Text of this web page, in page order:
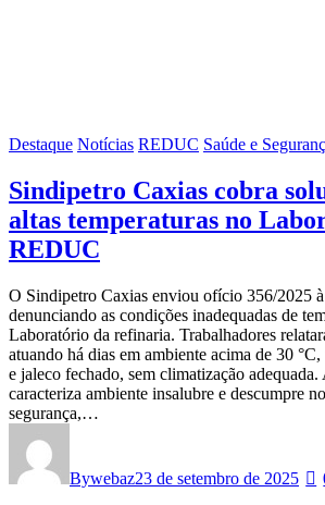
Destaque Notícias REDUC Saúde e
Sindipetro Caxias cobra
altas temperaturas no
REDUC
O Sindipetro Caxias enviou ofício 356/2025
denunciando as condições inadequadas de
Laboratório da refinaria. Trabalhadores
atuando há dias em ambiente acima de 30
e jaleco fechado, sem climatização adequada.
caracteriza ambiente insalubre e descumpre
segurança,…
Bywebaz23 de setembro de 2025